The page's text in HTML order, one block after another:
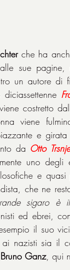
che ha
un autore di
costretto
viene
e
da Otto
uno
e
che ne
sigaro è
ed ebrei,
il suo
ai nazisti sia il
Bruno Ganz, qui